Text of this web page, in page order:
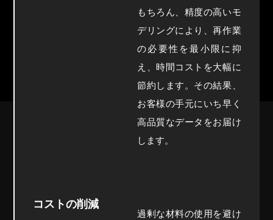
もちろん、精度の高いモ
デリングにより、再作業
の必要性を最小限に抑
え、時間コストを大幅に
節約します。その結果、
お客様の手元にいち早く
高品質なデータをお届け
します。
コストの削減
過剰な材料の使用を避け